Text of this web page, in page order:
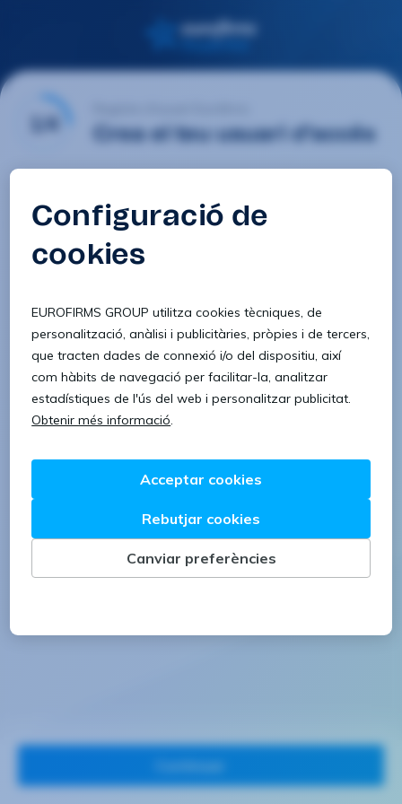
1/4 Crea el teu usuari d'accés
Contrasenya
Confirmar contrasenya
8 caràcters 1 lletra minúscula
1 lletra majúscula 1 número